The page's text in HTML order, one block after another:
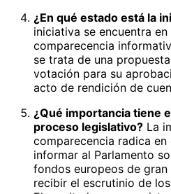
¿En qué estado está la
iniciativa se encuentra
comparecencia
se trata de una
votación para su
acto de rendición de
¿Qué importancia tiene
proceso legislativo? La
comparecencia radica
informar al Parlamento
fondos europeos de
recibir el escrutinio de